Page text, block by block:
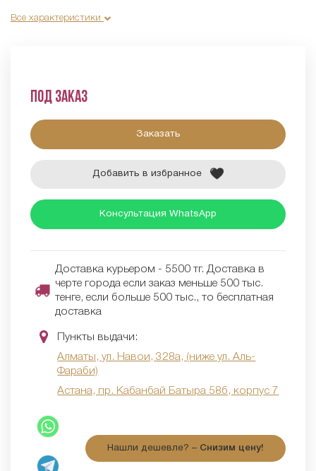
Все характеристики
Под заказ
Заказать
Добавить в избранное
Консультация WhatsApp
Доставка курьером - 5500 тг. Доставка в
черте города если заказ меньше 500 тыс.
тенге, если больше 500 тыс., то бесплатная
доставка
Пункты выдачи:
Алматы, ул. Навои, 328а, (ниже ул. Аль-
Фараби)
Астана, пр. Кабанбай Батыра 58б, корпус 7
Нашли дешевле? – Снизим цену!